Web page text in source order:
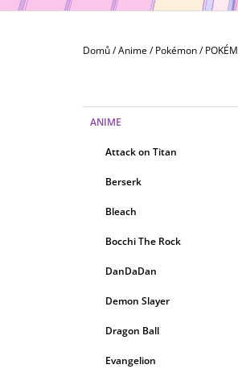
Domů/Anime/ Pokémon/
kategorie
K
AANIME
Attack on Titan
Berserk
Bleach
Bocchi The Rock
DanDaDan
Demon Slayer
Dragon Ball
Evangelion